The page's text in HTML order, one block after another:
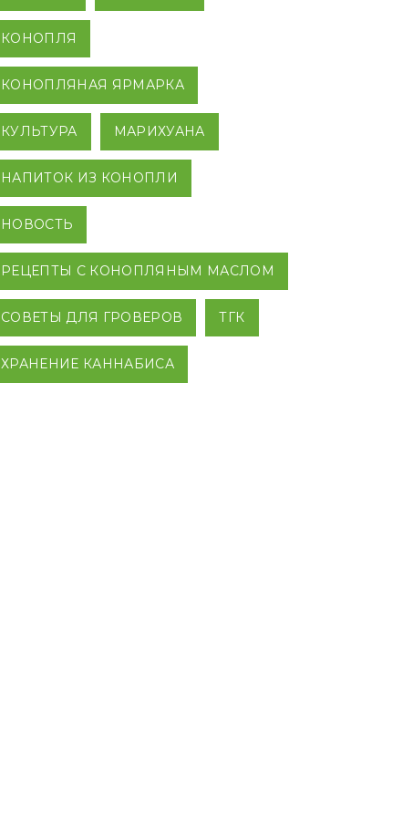
КОНОПЛЯ
КОНОПЛЯНАЯ ЯРМАРКА
КУЛЬТУРА МАРИХУАНА
НАПИТОК ИЗ КОНОПЛИ
НОВОСТЬ
РЕЦЕПТЫ С КОНОПЛЯНЫМ МАСЛОМ
СОВЕТЫ ДЛЯ ГРОВЕРОВ ТГК
ХРАНЕНИЕ КАННАБИСА